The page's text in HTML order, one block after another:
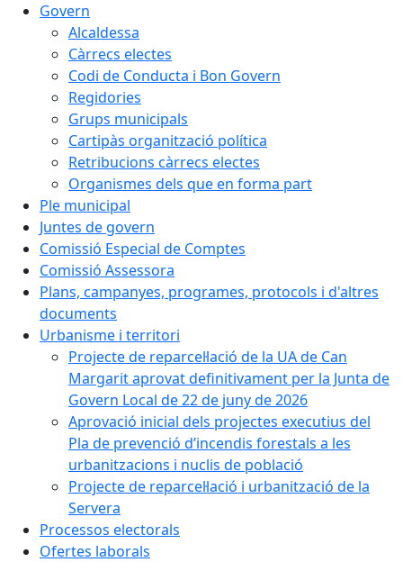
Govern
Alcaldessa
Càrrecs electes
Codi de Conducta i Bon Govern
Regidories
Grups municipals
Cartipàs organització política
Retribucions càrrecs electes
Organismes dels que en forma part
Ple municipal
Juntes de govern
Comissió Especial de Comptes
Comissió Assessora
Plans, campanyes, programes, protocols i d'altres
documents
Urbanisme i territori
Projecte de reparcel·lació de la UA de Can
Margarit aprovat definitivament per la Junta de
Govern Local de 22 de juny de 2026
Aprovació inicial dels projectes executius del
Pla de prevenció d’incendis forestals a les
urbanitzacions i nuclis de població
Projecte de reparcel·lació i urbanització de la
Servera
Processos electorals
Ofertes laborals